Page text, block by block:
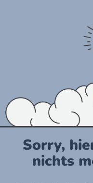
Sorry,
nichts